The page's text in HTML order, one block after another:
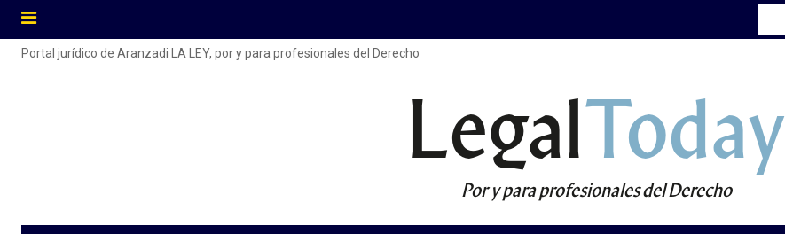
Portal jurídico de Aranzadi LA LEY, por y para profesionales del Derecho
LegalToday
Por y para profesionales del Derecho